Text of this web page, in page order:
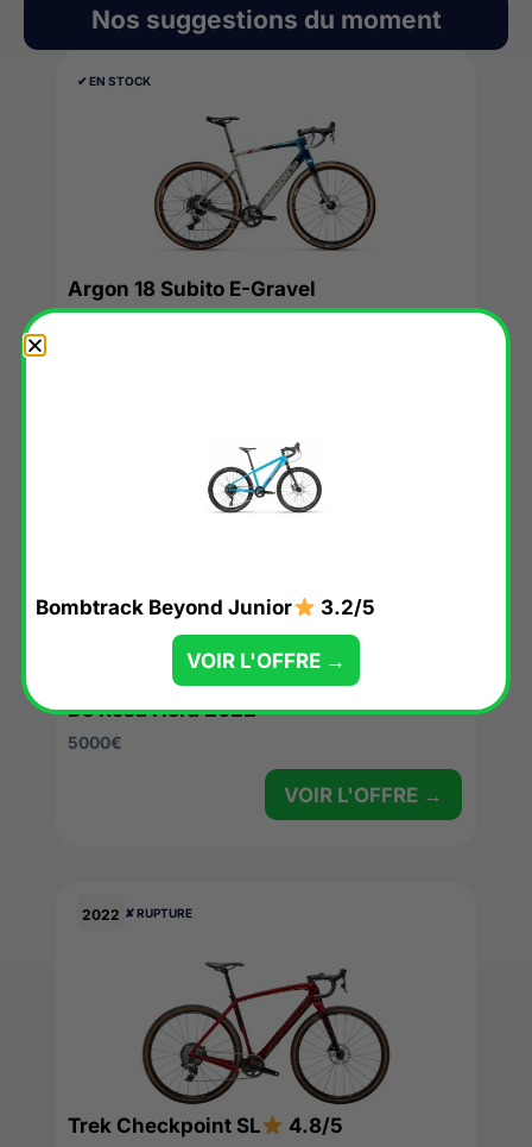
Nos suggestions du moment
✔︎ EN STOCK
Argon 18 Subito E-Gravel
De Rosa Hera 2022
5000€
VOIR L'OFFRE →
2022 ✘ RUPTURE
Trek Checkpoint SL 4.8/5
Bombtrack Beyond Junior 3.2/5
VOIR L'OFFRE →